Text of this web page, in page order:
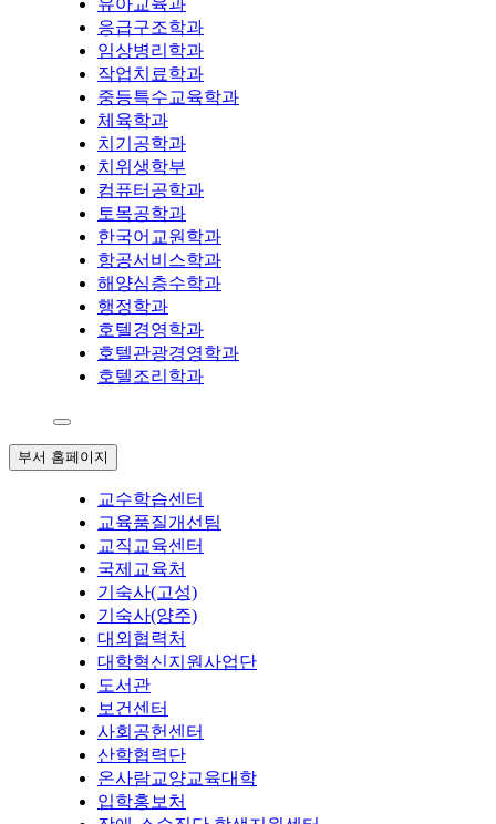
유아교육과
응급구조학과
임상병리학과
작업치료학과
중등특수교육학과
체육학과
치기공학과
치위생학부
컴퓨터공학과
토목공학과
한국어교원학과
항공서비스학과
해양심층수학과
행정학과
호텔경영학과
호텔관광경영학과
호텔조리학과
부서 홈페이지
교수학습센터
교육품질개선팀
교직교육센터
국제교육처
기숙사(고성)
기숙사(양주)
대외협력처
대학혁신지원사업단
도서관
보건센터
사회공헌센터
산학협력단
온사람교양교육대학
입학홍보처